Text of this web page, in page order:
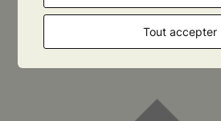
PHILOMANIA
ASSOCIATION LOI 1901
Tout accepter